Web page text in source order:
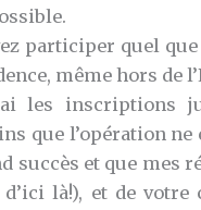
participer quel
même hors de
les inscriptions
que l’opération ne
succès et que mes
là!), et de votre